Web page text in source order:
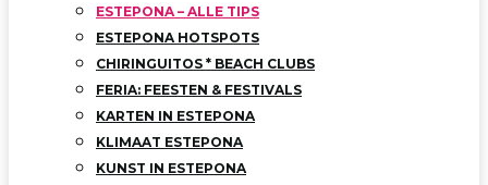
ESTEPONA – ALLE TIPS
ESTEPONA HOTSPOTS
CHIRINGUITOS * BEACH CLUBS
FERIA: FEESTEN & FESTIVALS
KARTEN IN ESTEPONA
KLIMAAT ESTEPONA
KUNST IN ESTEPONA